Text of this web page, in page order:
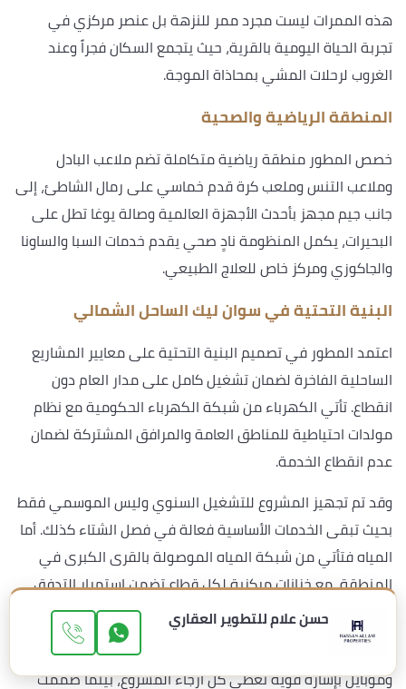
هذه الممرات ليست مجرد ممر للنزهة بل عنصر مركزي في
تجربة الحياة اليومية بالقرية، حيث يتجمع السكان فجراً وعند
الغروب لرحلات المشي بمحاذاة الموجة.
المنطقة الرياضية والصحية
خصص المطور منطقة رياضية متكاملة تضم ملاعب البادل
وملاعب التنس وملعب كرة قدم خماسي على رمال الشاطئ، إلى
جانب جيم مجهز بأحدث الأجهزة العالمية وصالة يوغا تطل على
البحيرات، يكمل المنظومة نادٍ صحي يقدم خدمات السبا والساونا
والجاكوزي ومركز خاص للعلاج الطبيعي.
البنية التحتية في سوان ليك الساحل الشمالي
اعتمد المطور في تصميم البنية التحتية على معايير المشاريع
الساحلية الفاخرة لضمان تشغيل كامل على مدار العام دون
انقطاع. تأتي الكهرباء من شبكة الكهرباء الحكومية مع نظام
مولدات احتياطية للمناطق العامة والمرافق المشتركة لضمان
عدم انقطاع الخدمة.
وقد تم تجهيز المشروع للتشغيل السنوي وليس الموسمي فقط
بحيث تبقى الخدمات الأساسية فعالة في فصل الشتاء كذلك. أما
المياه فتأتي من شبكة المياه الموصولة بالقرى الكبرى في
المنطقة، مع خزانات مركزية لكل قطاع تضمن استمرار التدفق
طوال اليوم.
وفرت في القرية أيضاً خدمات الإنترنت والاتصالات بشبكة فايبر
وموبايل بإشارة قوية تغطي كل أرجاء المشروع، بينما صُممت
حسن علام للتطوير العقاري